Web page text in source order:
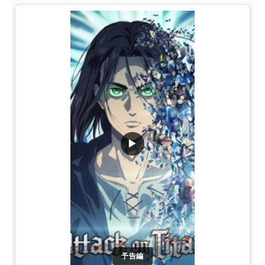
予告編
▶